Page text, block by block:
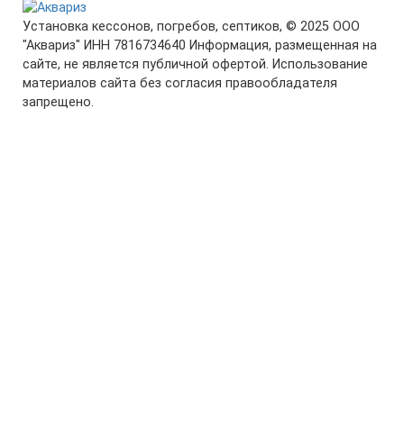
Установка кессонов, погребов, септиков, © 2025 ООО
"Аквариз" ИНН 7816734640 Информация, размещенная на
сайте, не является публичной офертой. Использование
материалов сайта без согласия правообладателя
запрещено.